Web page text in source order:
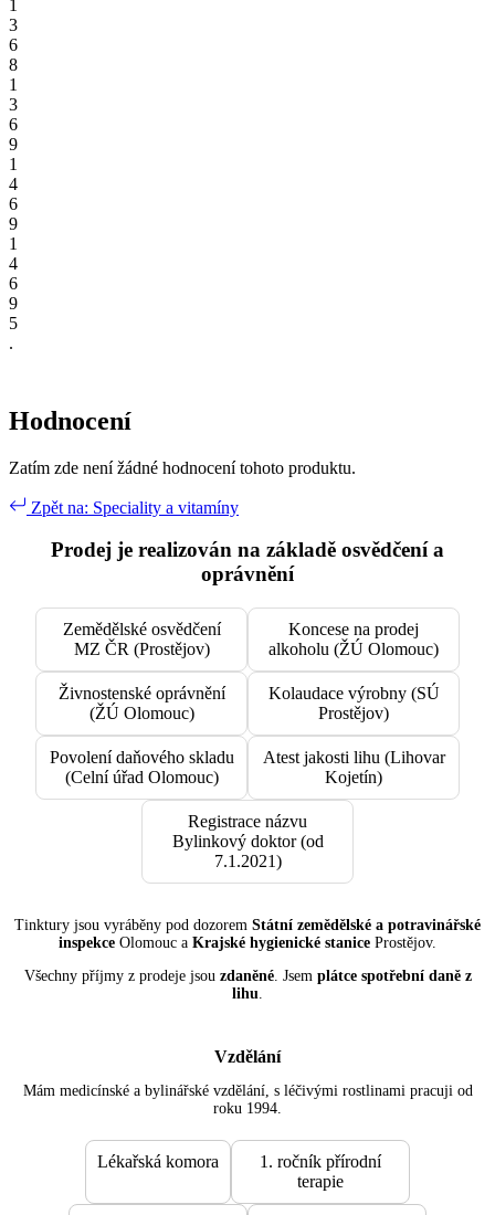
1
3
6
8
1
3
6
9
1
4
6
9
1
4
6
9
5
.
Hodnocení
Zatím zde není žádné hodnocení tohoto produktu.
Zpět na: Speciality a vitamíny
Prodej je realizován na základě osvědčení a
oprávnění
Zemědělské osvědčení
MZ ČR (Prostějov)
Koncese na prodej
alkoholu (ŽÚ Olomouc)
Živnostenské oprávnění
(ŽÚ Olomouc)
Kolaudace výrobny (SÚ
Prostějov)
Povolení daňového skladu
(Celní úřad Olomouc)
Atest jakosti lihu (Lihovar
Kojetín)
Registrace názvu
Bylinkový doktor (od
7.1.2021)
Tinktury jsou vyráběny pod dozorem Státní zemědělské a potravinářské
inspekce Olomouc a Krajské hygienické stanice Prostějov.
Všechny příjmy z prodeje jsou zdaněné. Jsem plátce spotřební daně z
lihu
Vzdělání
Mám medicínské a bylinářské vzdělání, s léčivými rostlinami pracuji od
roku 1994.
Lékařská komora
1. ročník přírodní
terapie